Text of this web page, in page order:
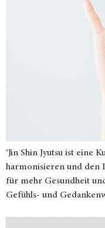
‘Jin Shin Jyutsu ist eine
harmonisieren und den
für mehr Gesundheit
Gefühls- und